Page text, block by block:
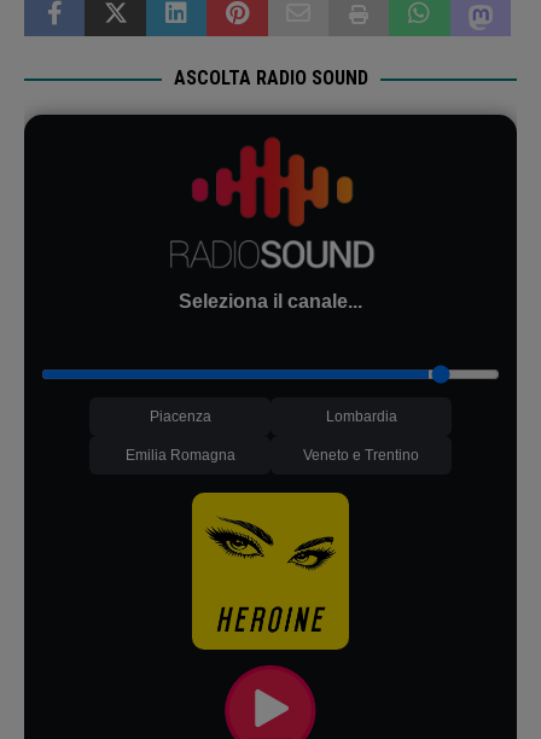
ASCOLTA RADIO SOUND
Seleziona il canale...
Piacenza Lombardia
Emilia Romagna Veneto e Trentino